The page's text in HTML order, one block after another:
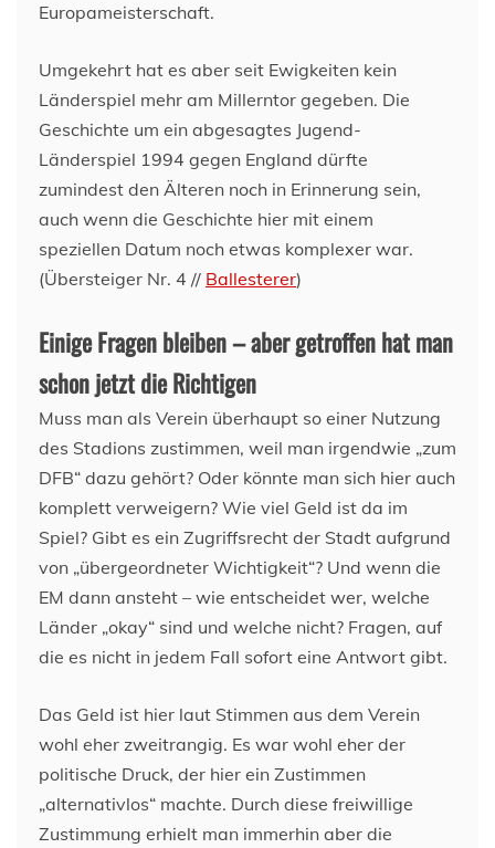
Europameisterschaft.
Umgekehrt hat es aber seit Ewigkeiten kein
Länderspiel mehr am Millerntor gegeben. Die
Geschichte um ein abgesagtes Jugend-
Länderspiel 1994 gegen England dürfte
zumindest den Älteren noch in Erinnerung sein,
auch wenn die Geschichte hier mit einem
speziellen Datum noch etwas komplexer war.
(Übersteiger Nr. 4 // Ballesterer)
Einige Fragen bleiben – aber getroffen hat man
schon jetzt die Richtigen
Muss man als Verein überhaupt so einer Nutzung
des Stadions zustimmen, weil man irgendwie „zum
DFB“ dazu gehört? Oder könnte man sich hier auch
komplett verweigern? Wie viel Geld ist da im
Spiel? Gibt es ein Zugriffsrecht der Stadt aufgrund
von „übergeordneter Wichtigkeit“? Und wenn die
EM dann ansteht – wie entscheidet wer, welche
Länder „okay“ sind und welche nicht? Fragen, auf
die es nicht in jedem Fall sofort eine Antwort gibt.
Das Geld ist hier laut Stimmen aus dem Verein
wohl eher zweitrangig. Es war wohl eher der
politische Druck, der hier ein Zustimmen
„alternativlos“ machte. Durch diese freiwillige
Zustimmung erhielt man immerhin aber die